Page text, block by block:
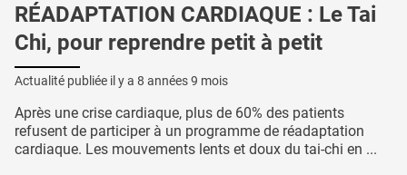
RÉADAPTATION CARDIAQUE : Le Tai
Chi, pour reprendre petit à petit
Actualité publiée il y a 8 années 9 mois
Après une crise cardiaque, plus de 60% des patients
refusent de participer à un programme de réadaptation
cardiaque. Les mouvements lents et doux du tai-chi en ...